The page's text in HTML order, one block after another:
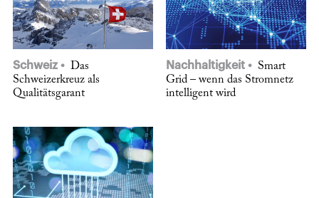
Schweiz
Das
Schweizerkreuz als
Qualitätsgarant
Nachhaltigkeit
Smart
Grid – wenn das Stromnetz
intelligent wird